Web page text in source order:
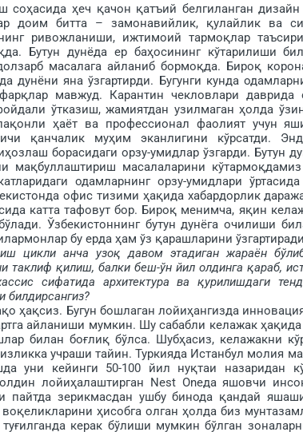
ҳеч қачон қатъий белгиланган дизайн
доим битта – замонавийлик, қулайлик ва
ривожланиши, ижтимоий тармоқлар
Бутун ду­нёда ер баҳосининг кўтарилиши
масалага айланиб бормоқда. Бироқ
дунёни яна ўзгартирди. Бугунги кунда
мавжуд. Карантин чек­ловлари
ўтказиш, жамиятдан узилмаган ҳолда
ҳаёт ва профессионал фаолият учун
қанчалик муҳим эканлигини кўрсатди.
борасидаги орзу-умидлар ўзгарди.
мақбуллаштириш масалаларини
одамларнинг орзу-умидлари
офис тизими ҳақида хабардорлик
кат­та тафовут бор. Бироқ менимча, яқин
Ўзбекистоннинг бу­тун дунёга очилиши
бу ерда ҳам ўз қа­рашларини
цикли анча узоқ давом этадиган жараён
так­лиф қилиш, балки беш-ўн йил олдинга қараб,
сифатида ар­хитектура ва қурилишдаги
билдирсангиз?
ҳақсиз. Бугун бошлаган лойиҳангизда
айланиши мумкин. Шу сабабли келажак
билан боғлиқ бўлса. Шубҳасиз, келажакни
учраши тайин. Туркияда Истанбул молия
уни кейинги 50-100 йил нуқтаи назаридан
лойиҳалаштирган Nest Oneда яшовчи
пайтда зерикмасдан ушбу бинода қандай
воқеликларини ҳисобга олган ҳолда биз
туғилганда керак бўлиши мумкин бўлган